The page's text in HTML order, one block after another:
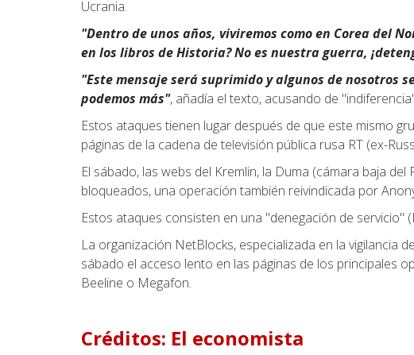
Ucrania.
"Dentro de unos años, viviremos como en Corea del
en los libros de Historia? No es nuestra guerra,
"Este mensaje será suprimido y algunos de nosotros
podemos más", añadía el texto, acusando de
Estos ataques tienen lugar después de que este mismo
páginas de la cadena de televisión pública rusa RT (ex-
El sábado, las webs del Kremlin, la Duma (cámara baja
bloqueados, una operación también reivindicada por
Estos ataques consisten en una "denegación de servicio"
La organización NetBlocks, especializada en la vigilancia
sábado el acceso lento en las páginas de los principales
Beeline o Megafon.
Créditos: El economista